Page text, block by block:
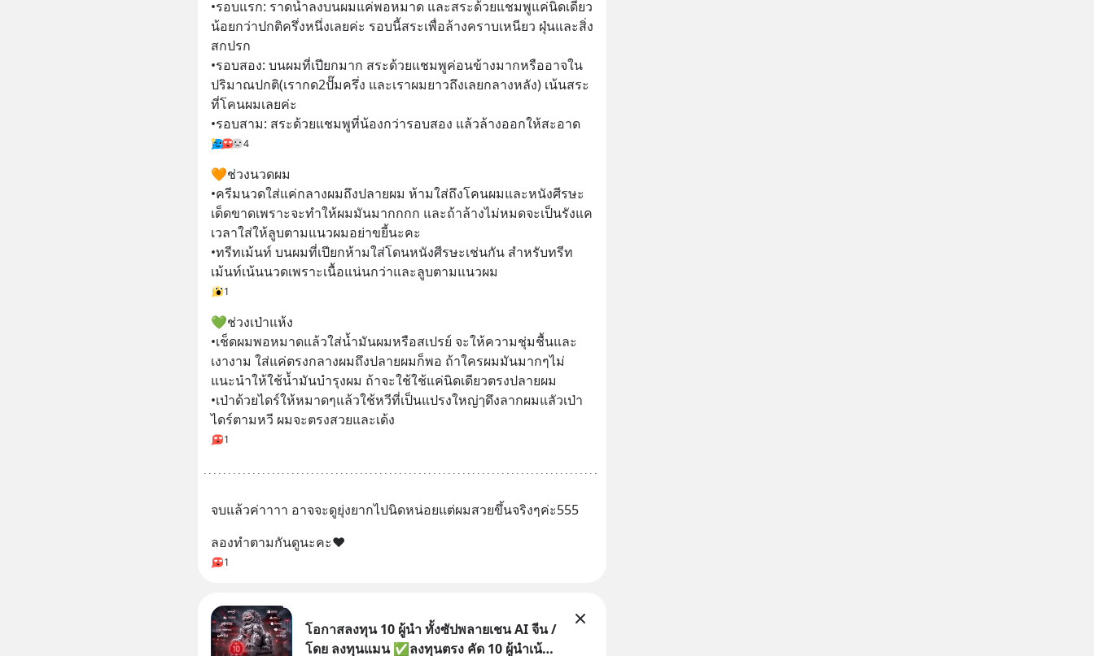
•รอบแรก: ราดน้ำลงบนผมแค่พอหมาด และสระด้วยแชมพูแค่นิดเดียว
น้อยกว่าปกติครึ่งหนึ่งเลยค่ะ รอบนี้สระเพื่อล้างคราบเหนียว ฝุ่นและสิ่ง
สกปรก
•รอบสอง: บนผมที่เปียกมาก สระด้วยแชมพูค่อนข้างมากหรืออาจใน
ปริมาณปกติ(เรากด2ปั๊มครึ่ง และเราผมยาวถึงเลยกลางหลัง) เน้นสระ
ที่โคนผมเลยค่ะ
•รอบสาม: สระด้วยแชมพูที่น้องกว่ารอบสอง แล้วล้างออกให้สะอาด
4
🧡ช่วงนวดผม
•ครีมนวดใส่แค่กลางผมถึงปลายผม ห้ามใส่ถึงโคนผมและหนังศีรษะ
เด็ดขาดเพราะจะทำให้ผมมันมากกกก และถ้าล้างไม่หมดจะเป็นรังแค
เวลาใส่ให้ลูบตามแนวผมอย่าขยี้นะคะ
•ทรีทเม้นท์ บนผมที่เปียกห้ามใส่โดนหนังศีรษะเช่นกัน สำหรับทรีท
เม้นท์เน้นนวดเพราะเนื้อแน่นกว่าและลูบตามแนวผม
1
💚ช่วงเป่าแห้ง
•เช็ดผมพอหมาดแล้วใส่น้ำมันผมหรือสเปรย์ จะให้ความชุ่มชื้นและ
เงางาม ใส่แค่ตรงกลางผมถึงปลายผมก็พอ ถ้าใครผมมันมากๆไม่
แนะนำให้ใช้น้ำมันบำรุงผม ถ้าจะใช้ใช้แค่นิดเดียวตรงปลายผม
•เป่าด้วยไดร์ให้หมาดๆแล้วใช้หวีที่เป็นแปรงใหญ่ๅดึงลากผมแลัวเป่า
ไดร์ตามหวี ผมจะตรงสวยและเด้ง
1
จบแล้วค่าาาา อาจจะดูยุ่งยากไปนิดหน่อยแต่ผมสวยขึ้นจริงๆค่ะ555
ลองทำตามกันดูนะคะ❤️
1
โอกาสลงทุน 10 ผู้นำ ทั้งซัปพลายเชน AI จีน /
โดย ลงทุนแมน ✅ลงทุนตรง คัด 10 ผู้นำเน้น